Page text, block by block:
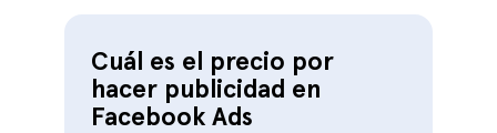
Cuál es el precio por
hacer publicidad en
Facebook Ads